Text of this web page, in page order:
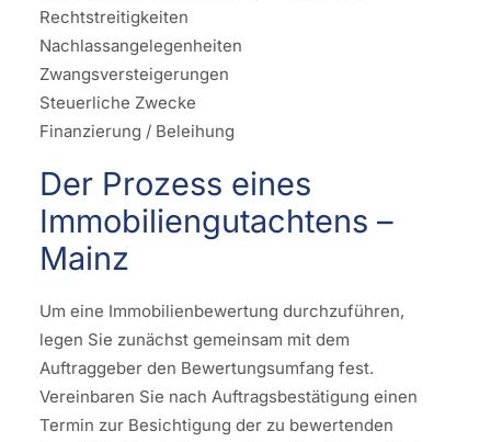
Rechtstreitigkeiten
Nachlassangelegenheiten
Zwangsversteigerungen
Steuerliche Zwecke
Finanzierung / Beleihung
Der Prozess eines
Immobiliengutachtens –
Mainz
Um eine Immobilienbewertung durchzuführen,
legen Sie zunächst gemeinsam mit dem
Auftraggeber den Bewertungsumfang fest.
Vereinbaren Sie nach Auftragsbestätigung einen
Termin zur Besichtigung der zu bewertenden